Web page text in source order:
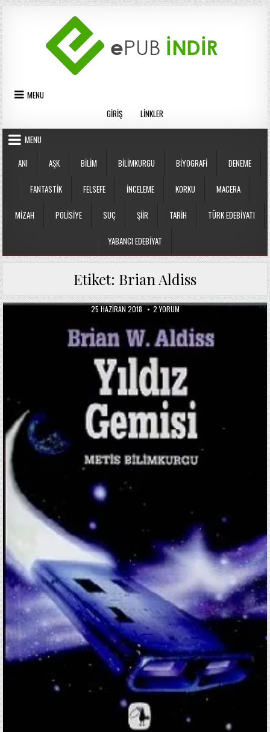
Skip
to
content
MENU
GIRIŞ
LINKLER
MENU
ANI
AŞK BILIM BILIMKURGU BIYOGRAFI DENEME
FANTASTIK FELSEFE İNCELEME KORKU MACERA
MIZAH POLISIYE SUÇ ŞIIR TARIH TÜRK EDEBIYATI
YABANCI EDEBIYAT
Etiket: Brian Aldiss
PUBLISHED
DATE:
25 HAZIRAN 2018 YILDIZ
GEMISI
BRIAN
ALDISS
IÇIN
2 YORUM